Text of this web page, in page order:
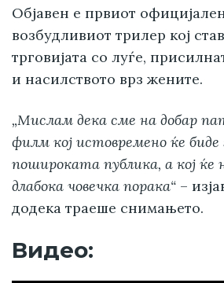
Објавен е првиот
возбудливиот трилер кој
трговијата со луѓе,
и насилството врз жените.
„Мислам дека сме на добар
филм кој истовремено ќе биде
пошироката публика, а кој ќе
длабока човечка порака“ –
додека траеше снимањето.
Видео: